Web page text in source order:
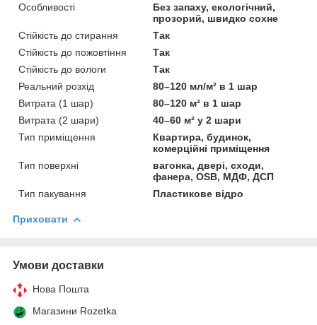
Особливості
Без запаху, екологічний,
прозорий, швидко сохне
Стійкість до стирання
Так
Стійкість до пожовтіння
Так
Стійкість до вологи
Так
Реальний розхід
80–120 мл/м² в 1 шар
Витрата (1 шар)
80–120 м² в 1 шар
Витрата (2 шари)
40–60 м² у 2 шари
Тип приміщення
Квартира, будинок,
комерційні приміщення
Тип поверхні
вагонка, двері, сходи,
фанера, OSB, МДФ, ДСП
Тип пакування
Пластикове відро
Приховати
Умови доставки
Нова Пошта
Магазини Rozetka